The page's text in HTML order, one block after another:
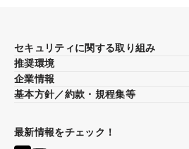
セキュリティに関する取り組み
推奨環境
企業情報
基本方針／約款・規程集等
最新情報をチェック！